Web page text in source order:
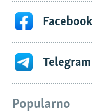
Facebook
Telegram
Popularno